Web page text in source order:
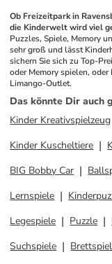
Ob Freizeitpark in
die Kinderwelt wird viel
Puzzles, Spiele, Memory
sehr groß und lässt
sichern Sie sich zu Top-
oder Memory spielen,
Limango-Outlet.
Das könnte Dir auch
Kinder Kreativspielzeug
Kinder Kuscheltiere
BIG Bobby Car
Lernspiele
Legespiele
Puzzle
Suchspiele